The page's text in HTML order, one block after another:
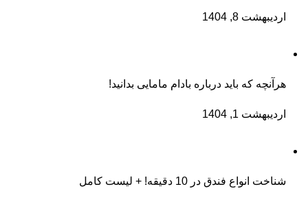
اردیبهشت 8, 1404
هرآنچه که باید درباره بادام مامایی بدانید!
اردیبهشت 1, 1404
شناخت انواع فندق در 10 دقیقه! + لیست کامل